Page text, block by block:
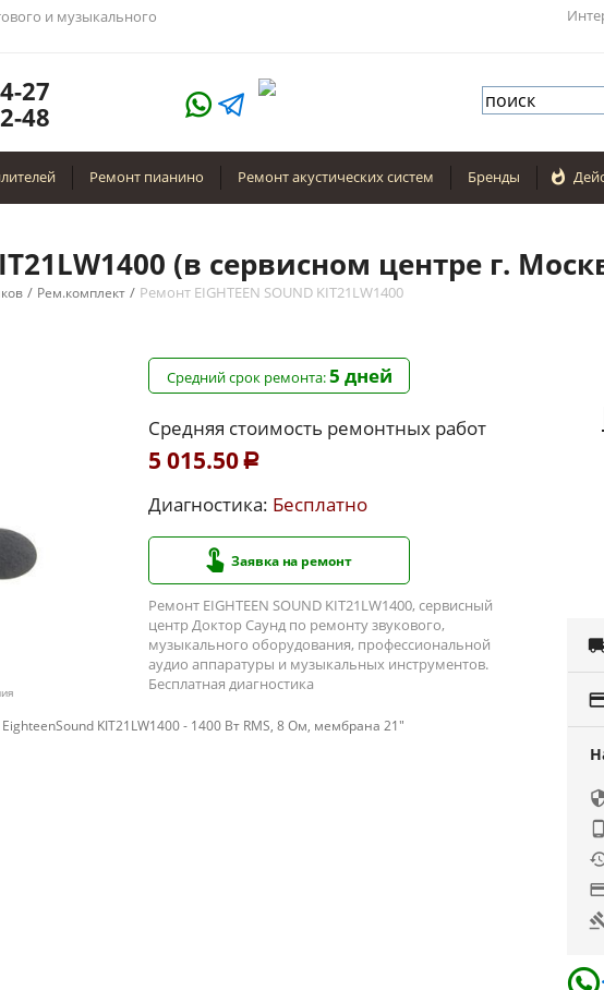
и музыкального
27
48
Ремонт пианино Ремонт акустических систем Бренды 
(в сервисном центре г.
/ Рем.комплект / Ремонт EIGHTEEN SOUND KIT21LW1400
Средний срок ремонта:5 дней
Средняя стоимость ремонтных работ
5 015.50 Р
Диагностика: Бесплатно
Заявка на ремонт
Ремонт EIGHTEEN SOUND KIT21LW1400, сервисный
центр Доктор Саунд по ремонту звукового,
музыкального оборудования, профессиональной
аудио аппаратуры и музыкальных инструментов.
Бесплатная диагностика
KIT21LW1400 - 1400 Вт RMS, 8 Ом, мембрана 21"
